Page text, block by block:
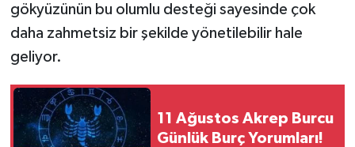
gökyüzünün bu olumlu desteği sayesinde çok
daha zahmetsiz bir şekilde yönetilebilir hale
geliyor.
11 Ağustos Akrep Burcu
Günlük Burç Yorumları!